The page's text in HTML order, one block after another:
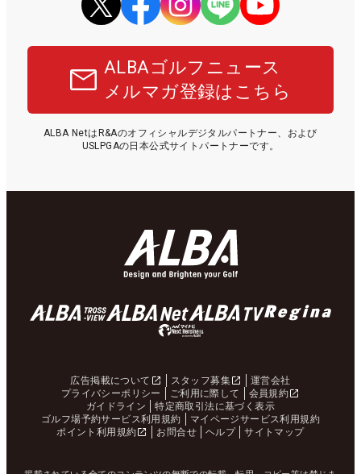
ALBAゴルフニュース
メルマガ登録はこちら
ALBA NetはR&Aのオフィシャルデジタルパートナー、および
USLPGAの日本公式サイトパートナーです。
広告掲載について スタッフ募集
運営会社
プライバシーポリシー
ご利用に際して
会員規約
ガイドライン
特定商取引法に基づく表示
ゴルフ場予約サービス利用規約
マイページサービス利用規約
ポイント利用規約
お問合せ ヘルプ サイトマップ